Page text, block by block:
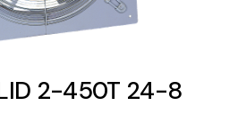
2-450T 24-8